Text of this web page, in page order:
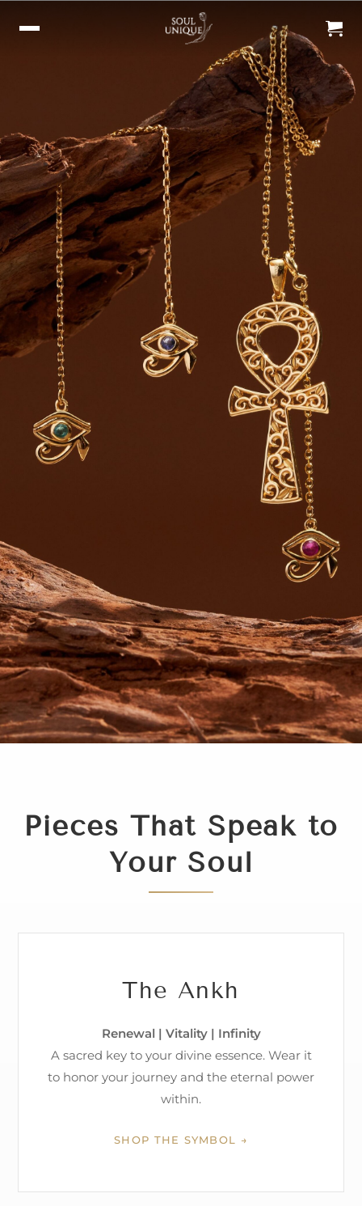
Find
Unique
Pieces That Speak to
Your Soul
The Ankh
Renewal | Vitality | Infinity
A sacred key to your divine essence. Wear it
to honor your journey and the eternal power
within.
SHOP THE SYMBOL →